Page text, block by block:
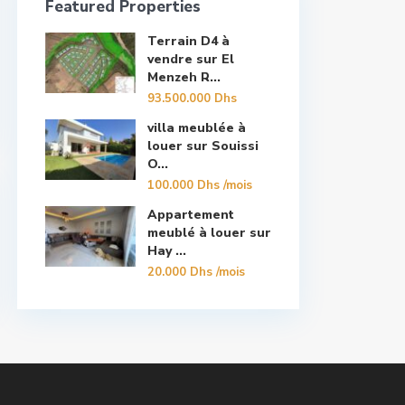
Featured Properties
Terrain D4 à
vendre sur El
Menzeh R...
93.500.000 Dhs
villa meublée à
louer sur Souissi
O...
100.000 Dhs/mois
Appartement
meublé à louer sur
Hay ...
20.000 Dhs/mois